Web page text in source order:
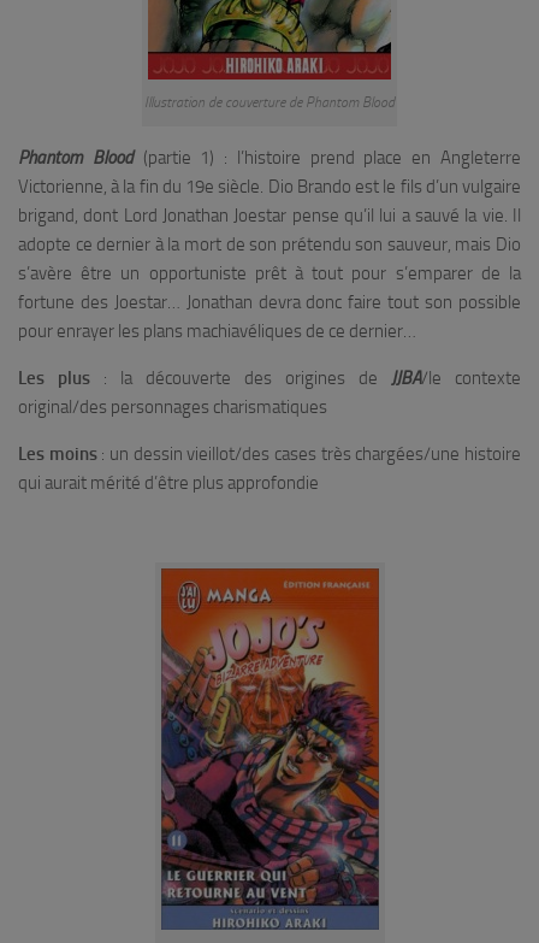
Illustration de couverture de Phantom Blood
Phantom Blood(partie 1) : l’histoire prend place en Angleterre
Victorienne, à la fin du 19e siècle. Dio Brando est le fils d’un vulgaire
brigand, dont Lord Jonathan Joestar pense qu’il lui a sauvé la vie. Il
adopte ce dernier à la mort de son prétendu son sauveur, mais Dio
s’avère être un opportuniste prêt à tout pour s’emparer de la
fortune des Joestar… Jonathan devra donc faire tout son possible
pour enrayer les plans machiavéliques de ce dernier…
Les plus : la découverte des origines de JJBA/le contexte
original/des personnages charismatiques
Les moins: un dessin vieillot/des cases très chargées/une histoire
qui aurait mérité d’être plus approfondie